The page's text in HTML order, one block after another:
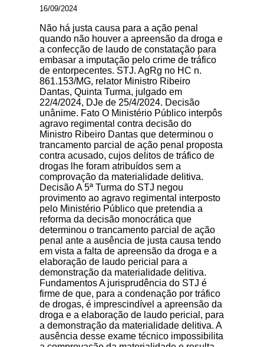
16/09/2024
Não há justa causa para a ação penal
quando não houver a apreensão da droga e
a confecção de laudo de constatação para
embasar a imputação pelo crime de tráfico
de entorpecentes. STJ. AgRg no HC n.
861.153/MG, relator Ministro Ribeiro
Dantas, Quinta Turma, julgado em
22/4/2024, DJe de 25/4/2024. Decisão
unânime. Fato O Ministério Público interpôs
agravo regimental contra decisão do
Ministro Ribeiro Dantas que determinou o
trancamento parcial de ação penal proposta
contra acusado, cujos delitos de tráfico de
drogas lhe foram atribuídos sem a
comprovação da materialidade delitiva.
Decisão A 5ª Turma do STJ negou
provimento ao agravo regimental interposto
pelo Ministério Público que pretendia a
reforma da decisão monocrática que
determinou o trancamento parcial de ação
penal ante a ausência de justa causa tendo
em vista a falta de apreensão da droga e a
elaboração de laudo pericial para a
demonstração da materialidade delitiva.
Fundamentos A jurisprudência do STJ é
firme de que, para a condenação por tráfico
de drogas, é imprescindível a apreensão da
droga e a elaboração de laudo pericial, para
a demonstração da materialidade delitiva. A
ausência desse exame técnico impossibilita